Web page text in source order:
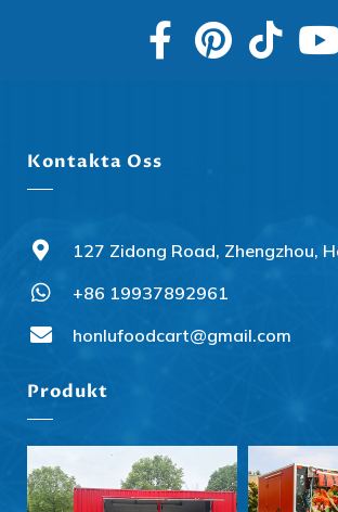
Kontakta Oss
127 Zidong Road, Zhengzhou,
+86 19937892961
honlufoodcart@gmail.com
Produkt